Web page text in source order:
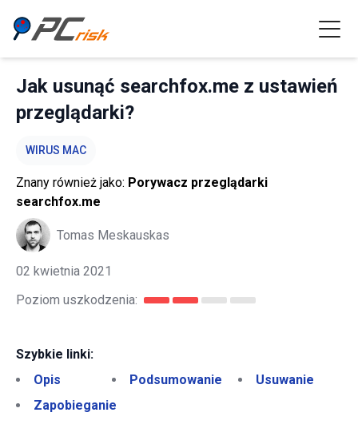
Jak usunąć searchfox.me z ustawień
przeglądarki?
WIRUS MAC
Znany również jako: Porywacz przeglądarki
searchfox.me
Tomas Meskauskas
02 kwietnia 2021
Poziom uszkodzenia:
Szybkie linki:
Opis
Podsumowanie
Usuwanie
Zapobieganie